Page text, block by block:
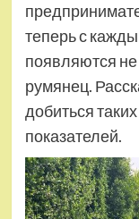
теперь с
появляются
румянец.
добиться
показателей.